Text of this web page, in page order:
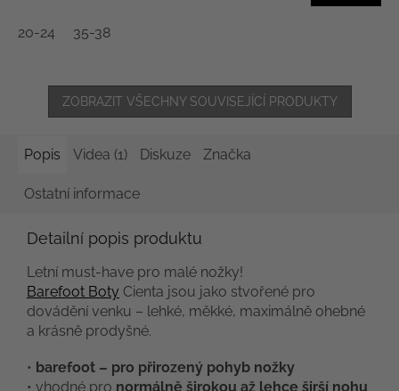
20-24 35-38
ZOBRAZIT VŠECHNY SOUVISEJÍCÍ PRODUKTY
Popis Videa (1) Diskuze Značka
Ostatní informace
Detailní popis produktu
Letní must-have pro malé nožky!
Barefoot Boty Cienta jsou jako stvořené pro
dovádění venku – lehké, měkké, maximálně ohebné
a krásně prodyšné.
• barefoot – pro přirozený pohyb nožky
• vhodné pro normálně širokou až lehce širší nohu